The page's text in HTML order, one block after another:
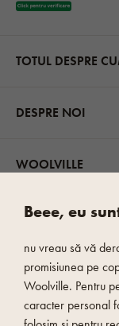
TOTUL DESPRE
DESPRE NOI
WOOLVILLE
OPȚIUNI DE
Beee, eu
nu vreau să vă
promisiunea pe
Woolville. Pentru
caracter personal